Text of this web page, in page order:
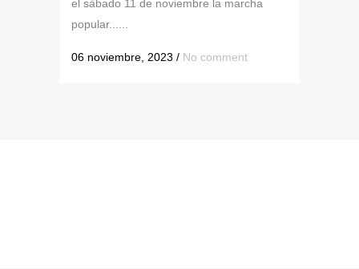
el sábado 11 de noviembre la marcha
popular......
06 noviembre, 2023 / No comment